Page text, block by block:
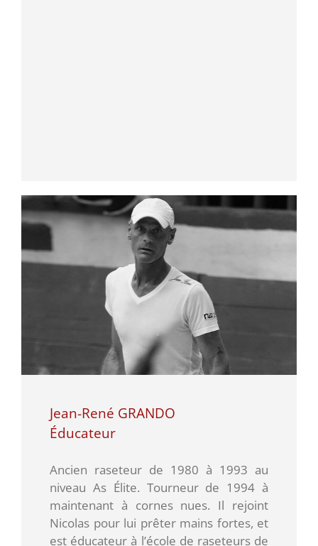
Jean-René GRANDO
Éducateur
Ancien raseteur de 1980 à 1993 au
niveau As Élite. Tourneur de 1994 à
maintenant à cornes nues. Il rejoint
Nicolas pour lui prêter mains fortes, et
est éducateur à l’école de raseteurs de